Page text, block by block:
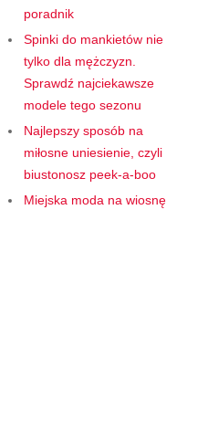
poradnik
Spinki do mankietów nie
tylko dla mężczyzn.
Sprawdź najciekawsze
modele tego sezonu
Najlepszy sposób na
miłosne uniesienie, czyli
biustonosz peek-a-boo
Miejska moda na wiosnę